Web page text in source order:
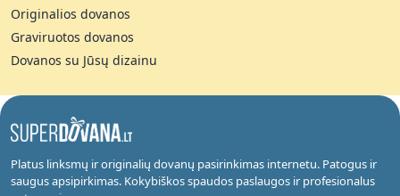
Originalios dovanos
Graviruotos dovanos
Dovanos su Jūsų dizainu
Platus linksmų ir originalių dovanų pasirinkimas internetu. Patogus ir
saugus apsipirkimas. Kokybiškos spaudos paslaugos ir profesionalus